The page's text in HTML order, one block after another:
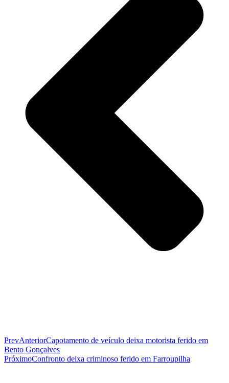
PrevAnteriorCapotamento de veículo deixa motorista ferido em
Bento Gonçalves
PróximoConfronto deixa criminoso ferido em Farroupilha